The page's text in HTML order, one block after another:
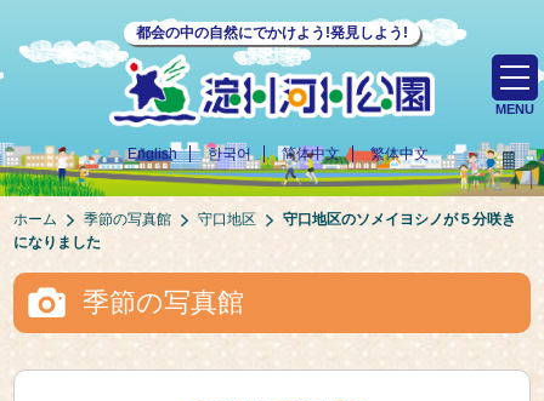
都会の中の自然にでかけよう!発見しよう!
English 한국어 简体中文 繁体中文
MENU
ホーム 季節の写真館 守口地区
守口地区のソメイヨシノが５分咲き
になりました
季節の写真館